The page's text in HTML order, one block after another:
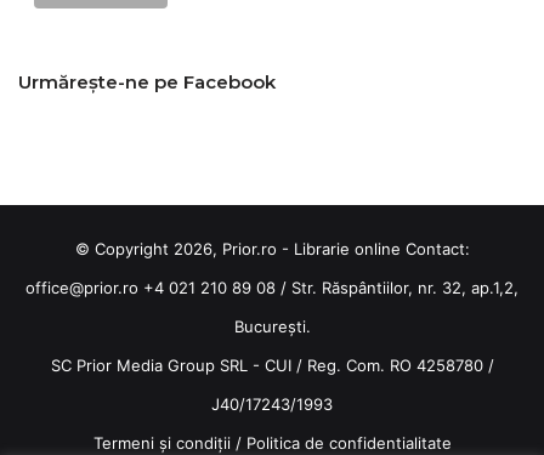
Urmărește-ne pe Facebook
© Copyright 2026, Prior.ro - Librarie online Contact:
office@prior.ro +4 021 210 89 08 / Str. Răspântiilor, nr. 32, ap.1,2,
București.
SC Prior Media Group SRL - CUI / Reg. Com. RO 4258780 /
J40/17243/1993
Termeni și condiții/ Politica de confidentialitate